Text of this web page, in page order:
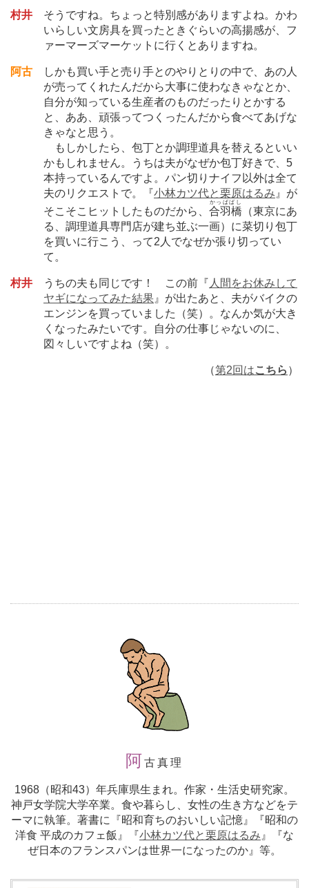
村井 そうですね。ちょっと特別感がありますよね。かわ
いらしい文房具を買ったときぐらいの高揚感が、フ
ァーマーズマーケットに行くとありますね。
阿古
しかも買い手と売り手とのやりとりの中で、あの人
が売ってくれたんだから大事に使わなきゃなとか、
自分が知っている生産者のものだったりとかする
と、ああ、頑張ってつくったんだから食べてあげな
きゃなと思う。
もしかしたら、包丁とか調理道具を替えるといい
かもしれません。うちは夫がなぜか包丁好きで、5
本持っているんですよ。パン切りナイフ以外は全て
夫のリクエストで。『小林カツ代と栗原はるみ 』が
そこそこヒットしたものだから、 合羽橋
かっぱばし
（東京にあ
る、調理道具専門店が建ち並ぶ一画）に菜切り包丁
を買いに行こう、って2人でなぜか張り切ってい
て。
村井 うちの夫も同じです！ この前『 人間をお休みして
ヤギになってみた結果 』が出たあと、夫がバイクの
エンジンを買っていました（笑）。なんか気が大き
くなったみたいです。自分の仕事じゃないのに、
図々しいですよね（笑）。
（第2回はこちら ）
阿古真理
1968（昭和43）年兵庫県生まれ。作家・生活史研究家。
神戸女学院大学卒業。食や暮らし、女性の生き方などをテ
ーマに執筆。著書に『昭和育ちのおいしい記憶』『昭和の
洋食 平成のカフェ飯』『小林カツ代と栗原はるみ 』『な
ぜ日本のフランスパンは世界一になったのか』等。